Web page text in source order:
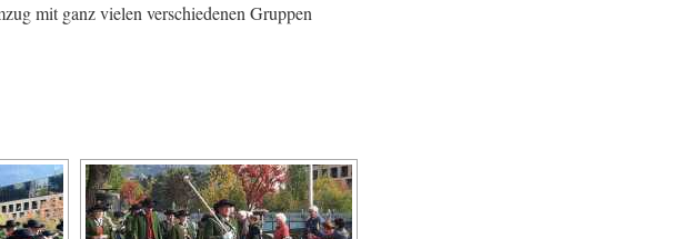
mit ganz vielen verschiedenen Gruppen